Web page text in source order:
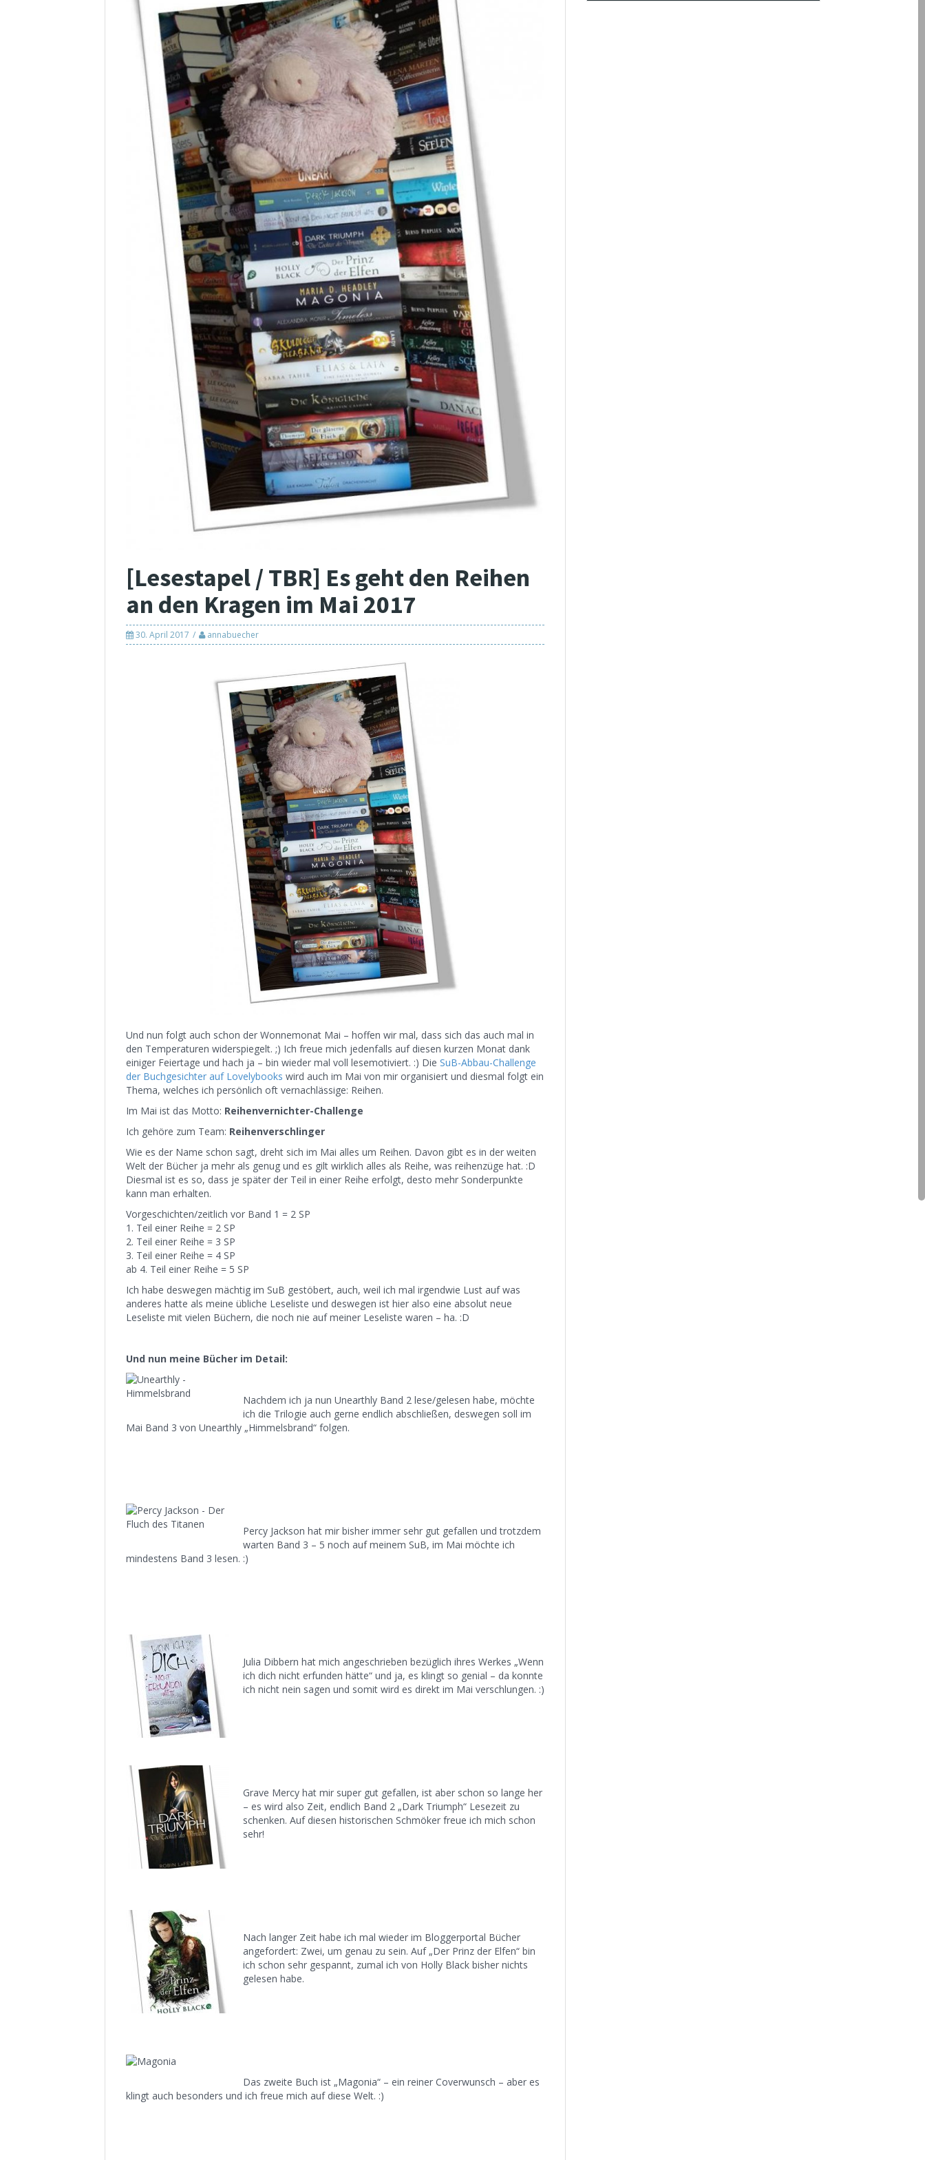
[Lesestapel / TBR] Es geht den Reihen
an den Kragen im Mai 2017
30. April 2017 annabuecher
Und nun folgt auch schon der Wonnemonat Mai – hoffen wir mal, dass sich das auch mal in
den Temperaturen widerspiegelt. ;) Ich freue mich jedenfalls auf diesen kurzen Monat dank
einiger Feiertage und hach ja – bin wieder mal voll lesemotiviert. :) Die SuB-Abbau-Challenge
der Buchgesichter auf Lovelybooks wird auch im Mai von mir organisiert und diesmal folgt ein
Thema, welches ich persönlich oft vernachlässige: Reihen.
Im Mai ist das Motto: Reihenvernichter-Challenge
Ich gehöre zum Team: Reihenverschlinger
Wie es der Name schon sagt, dreht sich im Mai alles um Reihen. Davon gibt es in der weiten
Welt der Bücher ja mehr als genug und es gilt wirklich alles als Reihe, was reihenzüge hat. :D
Diesmal ist es so, dass je später der Teil in einer Reihe erfolgt, desto mehr Sonderpunkte
kann man erhalten.
Vorgeschichten/zeitlich vor Band 1 = 2 SP
1. Teil einer Reihe = 2 SP
2. Teil einer Reihe = 3 SP
3. Teil einer Reihe = 4 SP
ab 4. Teil einer Reihe = 5 SP
Ich habe deswegen mächtig im SuB gestöbert, auch, weil ich mal irgendwie Lust auf was
anderes hatte als meine übliche Leseliste und deswegen ist hier also eine absolut neue
Leseliste mit vielen Büchern, die noch nie auf meiner Leseliste waren – ha. :D
Und nun meine Bücher im Detail:
Nachdem ich ja nun Unearthly Band 2 lese/gelesen habe, möchte
ich die Trilogie auch gerne endlich abschließen, deswegen soll im
Mai Band 3 von Unearthly „Himmelsbrand“ folgen.
Percy Jackson hat mir bisher immer sehr gut gefallen und trotzdem
warten Band 3 – 5 noch auf meinem SuB, im Mai möchte ich
mindestens Band 3 lesen. :)
Julia Dibbern hat mich angeschrieben bezüglich ihres Werkes „Wenn
ich dich nicht erfunden hätte“ und ja, es klingt so genial – da konnte
ich nicht nein sagen und somit wird es direkt im Mai verschlungen. :)
Grave Mercy hat mir super gut gefallen, ist aber schon so lange her
– es wird also Zeit, endlich Band 2 „Dark Triumph“ Lesezeit zu
schenken. Auf diesen historischen Schmöker freue ich mich schon
sehr!
Nach langer Zeit habe ich mal wieder im Bloggerportal Bücher
angefordert: Zwei, um genau zu sein. Auf „Der Prinz der Elfen“ bin
ich schon sehr gespannt, zumal ich von Holly Black bisher nichts
gelesen habe.
Das zweite Buch ist „Magonia“ – ein reiner Coverwunsch – aber es
klingt auch besonders und ich freue mich auf diese Welt. :)